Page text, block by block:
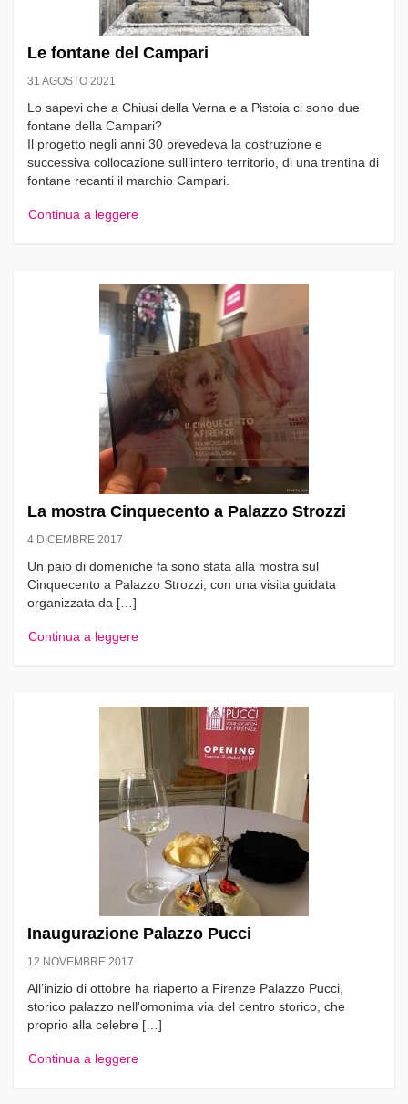
Le fontane del Campari
31 AGOSTO 2021
Lo sapevi che a Chiusi della Verna e a Pistoia ci sono due
fontane della Campari?
Il progetto negli anni 30 prevedeva la costruzione e
successiva collocazione sull’intero territorio, di una trentina di
fontane recanti il marchio Campari.
Continua a leggere
La mostra Cinquecento a Palazzo Strozzi
4 DICEMBRE 2017
Un paio di domeniche fa sono stata alla mostra sul
Cinquecento a Palazzo Strozzi, con una visita guidata
organizzata da […]
Continua a leggere
Inaugurazione Palazzo Pucci
12 NOVEMBRE 2017
All’inizio di ottobre ha riaperto a Firenze Palazzo Pucci,
storico palazzo nell’omonima via del centro storico, che
proprio alla celebre […]
Continua a leggere